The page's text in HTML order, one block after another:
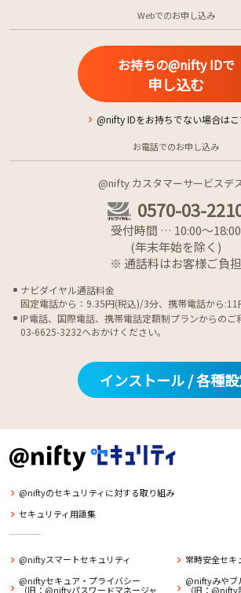
Webでのお申し込み
お持ちの@nifty IDで
申し込む
@nifty IDをお持ちでない場合はこ
お電話でのお申し込み
@nifty カスタマーサービスデ
0570-03-
受付時間 … 10:00～18:00
(年末年始を除く)
※ 通話料はお客様ご負担
ナビダイヤル通話料金
固定電話から：9.35円(税込)/3分、携帯電話から
IP電話、国際電話、携帯電話定額制プランからのご
03-6625-3232へおかけください。
インストール / 各種
@niftyのセキュリティに対する取り組み
セキュリティ用語集
@niftyスマートセキュリティ
常時安全セキ
@niftyセキュア・プライバシー
（旧：@niftyパスワードマネージャ
@niftyみやブ
（旧：@nifty